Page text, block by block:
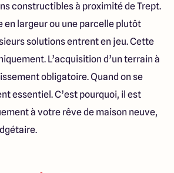
constructibles à proximité de Trept.
en largeur ou une parcelle plutôt
solutions entrent en jeu. Cette
L’acquisition d’un terrain à
obligatoire. Quand on se
essentiel. C’est pourquoi, il est
à votre rêve de maison neuve,